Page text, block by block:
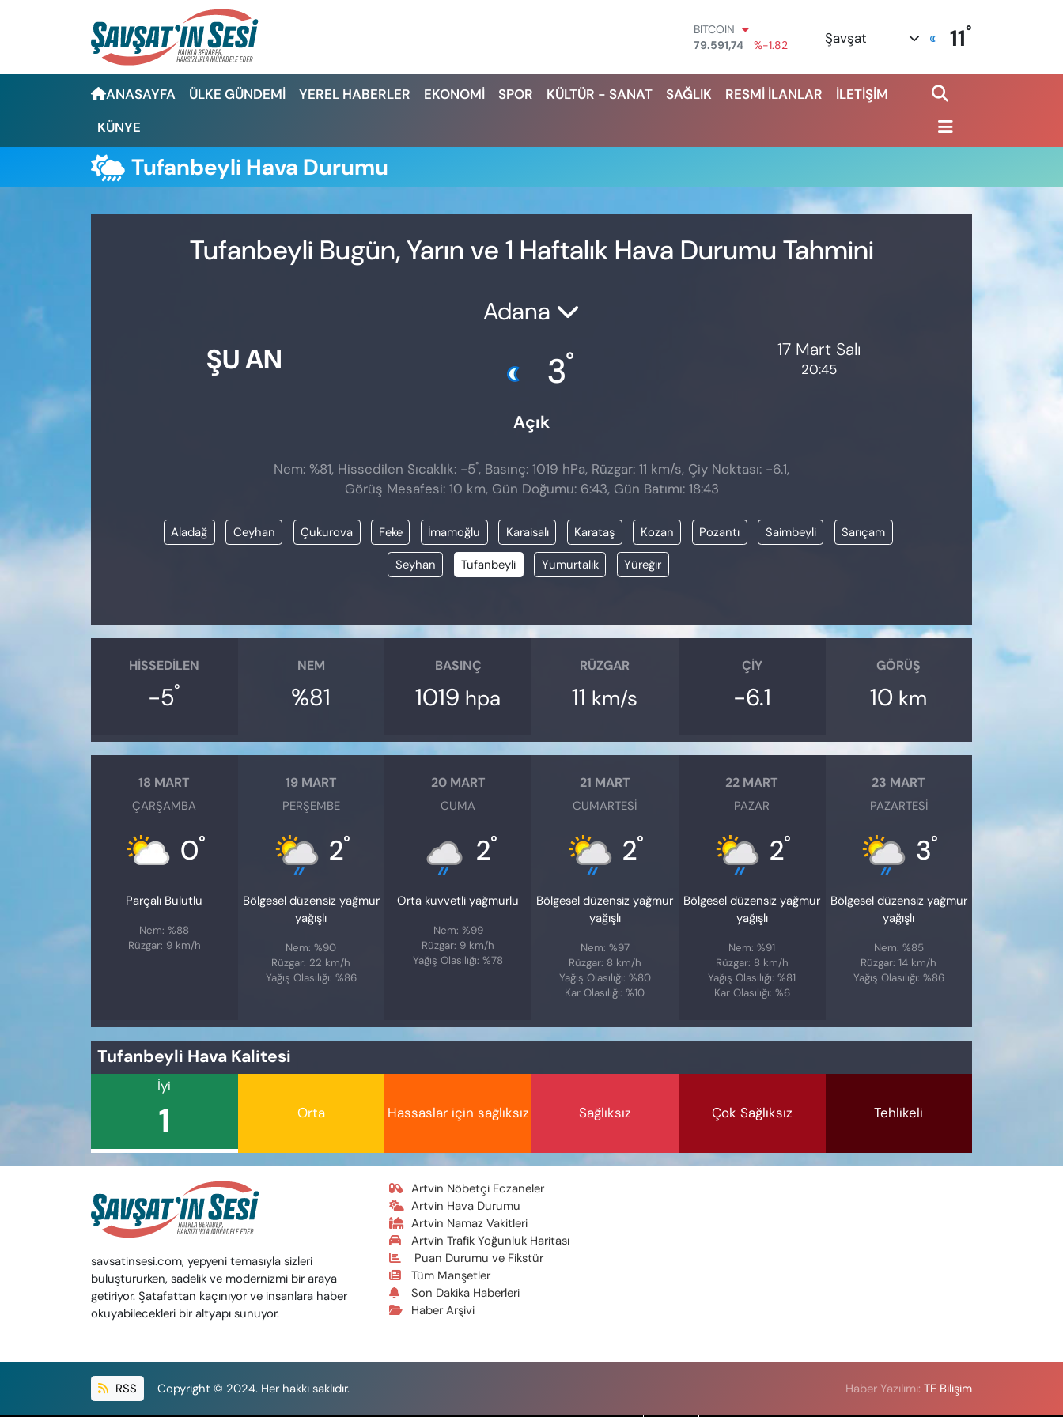
BITCOIN
79.591,74
%-1.82
45,43620
%0.02
EURO
Şavşat 11°
ANASAYFA ÜLKE GÜNDEMİ YEREL HABERLER EKONOMİ SPOR KÜLTÜR - SANAT SAĞLIK RESMİ İLANLAR
İLETİŞİM
KÜNYE
Tufanbeyli Hava Durumu
Tufanbeyli Bugün, Yarın ve 1 Haftalık Hava Durumu Tahmini
ŞU AN
Adana
3°
Açık
17 Mart Salı
20:45
Nem: %81, Hissedilen Sıcaklık: -5°, Basınç: 1019 hPa, Rüzgar: 11 km/s, Çiy Noktası: -6.1,
Görüş Mesafesi: 10 km, Gün Doğumu: 6:43, Gün Batımı: 18:43
Aladağ Ceyhan Çukurova Feke İmamoğlu Karaisalı Karataş Kozan Pozantı Saimbeyli Sarıçam
Seyhan Tufanbeyli Yumurtalık Yüreğir
HISSEDILEN
-5°
NEM
%81
BASINÇ
1019 hpa
RÜZGAR
11 km/s
ÇIY
-6.1
GÖRÜŞ
10 km
18 MART
ÇARŞAMBA
0°
Parçalı Bulutlu
Nem: %88
Rüzgar: 9 km/h
19 MART
PERŞEMBE
2°
Bölgesel düzensiz yağmur
yağışlı
Nem: %90
Rüzgar: 22 km/h
Yağış Olasılığı: %86
20 MART
CUMA
2°
Orta kuvvetli yağmurlu
Nem: %99
Rüzgar: 9 km/h
Yağış Olasılığı: %78
21 MART
CUMARTESI
2°
Bölgesel düzensiz yağmur
yağışlı
Nem: %97
Rüzgar: 8 km/h
Yağış Olasılığı: %80
Kar Olasılığı: %10
22 MART
PAZAR
2°
Bölgesel düzensiz yağmur
yağışlı
Nem: %91
Rüzgar: 8 km/h
Yağış Olasılığı: %81
Kar Olasılığı: %6
23 MART
PAZARTESI
3°
Bölgesel düzensiz yağmur
yağışlı
Nem: %85
Rüzgar: 14 km/h
Yağış Olasılığı: %86
Tufanbeyli Hava Kalitesi
İyi
1 Orta Hassaslar için sağlıksız Sağlıksız Çok Sağlıksız Tehlikeli
savsatinsesi.com, yepyeni temasıyla sizleri
buluştururken, sadelik ve modernizmi bir araya
getiriyor. Şatafattan kaçınıyor ve insanlara haber
okuyabilecekleri bir altyapı sunuyor.
Artvin Nöbetçi Eczaneler
Artvin Hava Durumu
Artvin Namaz Vakitleri
Artvin Trafik Yoğunluk Haritası
Puan Durumu ve Fikstür
Tüm Manşetler
Son Dakika Haberleri
Haber Arşivi
RSS Copyright © 2024. Her hakkı saklıdır. Haber Yazılımı:TE Bilişim
Artvin Nöbetçi Eczaneler
Artvin Hava Durumu
Artvin Trafik Yoğunluk Haritası